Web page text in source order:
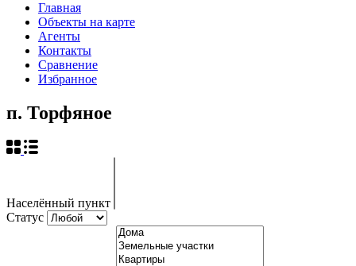
Главная
Объекты на карте
Агенты
Контакты
Сравнение
Избранное
п. Торфяное
Населённый пункт
Статус